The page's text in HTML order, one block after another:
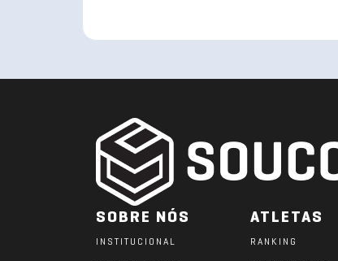
SOBRE NÓS
INSTITUCIONAL
ATLETAS
RANKING